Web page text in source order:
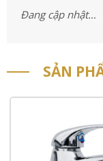
Đang cập nhật…
SẢN